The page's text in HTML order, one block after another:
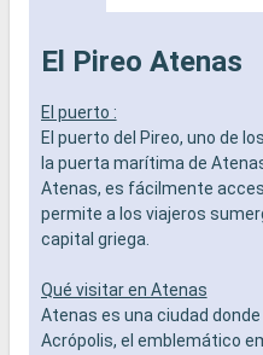
El Pireo Atenas
El puerto :
El puerto del Pireo, uno de
la puerta marítima de
Atenas, es fácilmente
permite a los viajeros
capital griega.
Qué visitar en Atenas
Atenas es una ciudad
Acrópolis, el emblemático